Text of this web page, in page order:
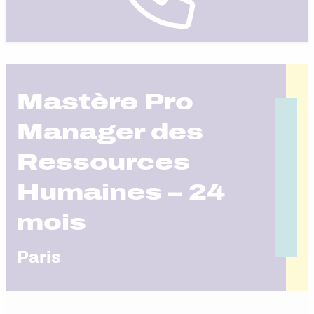
Mastère Pro
Manager des
Ressources
Humaines – 24
mois
Paris